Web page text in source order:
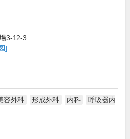
3-12-3
]
容外科 形成外科 内科
呼吸器内